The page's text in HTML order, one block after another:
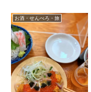
お酒・せんべろ・旅